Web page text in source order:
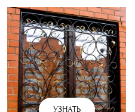
УЗНАТЬ